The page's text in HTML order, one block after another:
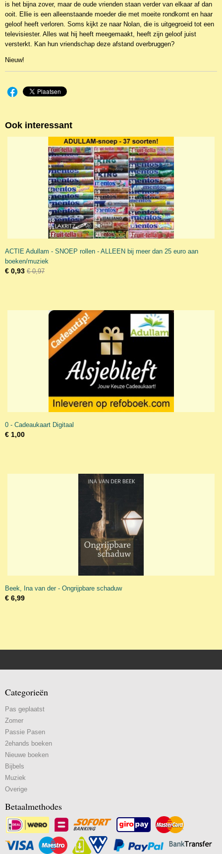
is het bijna zover, maar de oude vrienden staan verder van elkaar af dan
ooit. Ellie is een alleenstaande moeder die met moeite rondkomt en haar
geloof heeft verloren. Soms kijkt ze naar Nolan, die is uitgegroeid tot een
televisiester. Alles wat hij heeft meegemaakt, heeft zijn geloof juist
versterkt. Kan hun vriendschap deze afstand overbruggen?
Nieuw!
Ook interessant
ACTIE Adullam - SNOEP rollen - ALLEEN bij meer dan 25 euro aan
boeken/muziek
€ 0,93 € 0,97
0 - Cadeaukaart Digitaal
€ 1,00
Beek, Ina van der - Ongrijpbare schaduw
€ 6,99
Categorieën
Pas geplaatst
Zomer
Passie Pasen
2ehands boeken
Nieuwe boeken
Bijbels
Muziek
Overige
Betaalmethodes